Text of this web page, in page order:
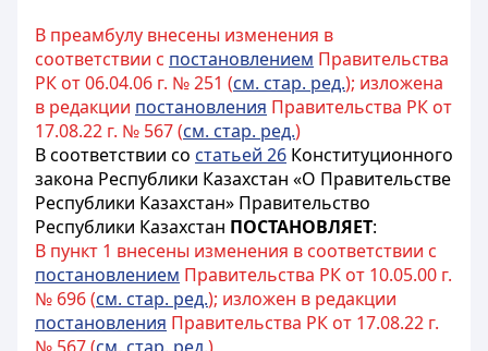
В преамбулу внесены изменения в
соответствии с постановлением Правительства
РК от 06.04.06 г. № 251 (см. стар. ред.); изложена
в редакции постановления Правительства РК от
17.08.22 г. № 567 (см. стар. ред.)
В соответствии со статьей 26 Конституционного
закона Республики Казахстан «О Правительстве
Республики Казахстан» Правительство
Республики Казахстан ПОСТАНОВЛЯЕТ:
В пункт 1 внесены изменения в соответствии с
постановлением Правительства РК от 10.05.00 г.
№ 696 (см. стар. ред.); изложен в редакции
постановления Правительства РК от 17.08.22 г.